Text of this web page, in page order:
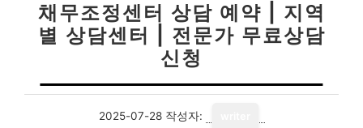
채무조정센터 상담 예약 | 지역
별 상담센터 | 전문가 무료상담
신청
2025-07-28 작성자: